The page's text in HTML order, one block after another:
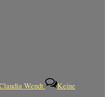
Wendt
Keine